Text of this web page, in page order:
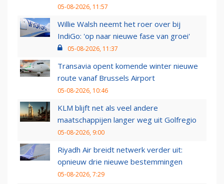
05-08-2026, 11:57
Willie Walsh neemt het roer over bij
IndiGo: 'op naar nieuwe fase van groei'
05-08-2026, 11:37
Transavia opent komende winter nieuwe
route vanaf Brussels Airport
05-08-2026, 10:46
KLM blijft net als veel andere
maatschappijen langer weg uit Golfregio
05-08-2026, 9:00
Riyadh Air breidt netwerk verder uit:
opnieuw drie nieuwe bestemmingen
05-08-2026, 7:29